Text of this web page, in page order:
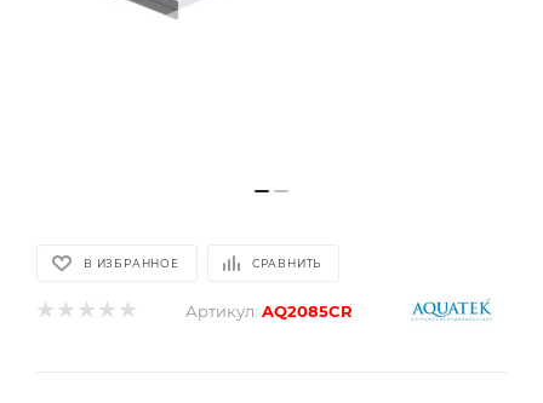
В ИЗБРАННОЕ СРАВНИТЬ
Артикул: AQ2085CR